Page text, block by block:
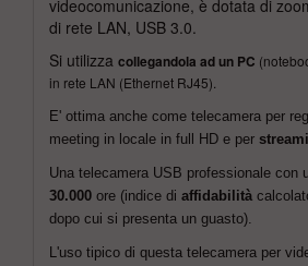
videocomunicazione, è dotata di
di rete LAN, USB 3.0.
Si utilizzacollegandola ad un PC
in rete LAN (Ethernet RJ45).
E' ottima anche come telecamera per
meeting in locale in full HD e per
Una telecamera USB professionale con
30.000 ore (indice diaffidabilità
dopo cui si presenta un guasto).
L'uso tipico di questa telecamera per